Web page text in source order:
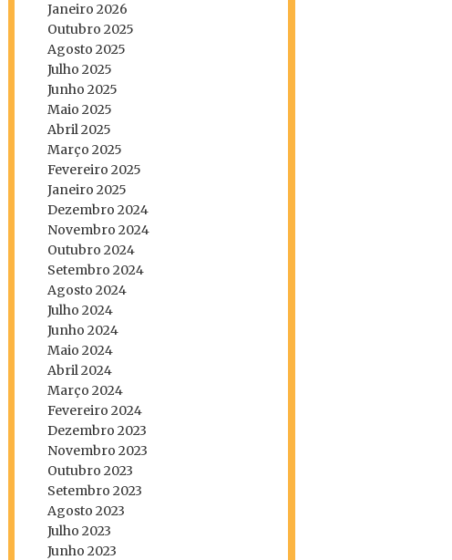
Janeiro 2026
Outubro 2025
Agosto 2025
Julho 2025
Junho 2025
Maio 2025
Abril 2025
Março 2025
Fevereiro 2025
Janeiro 2025
Dezembro 2024
Novembro 2024
Outubro 2024
Setembro 2024
Agosto 2024
Julho 2024
Junho 2024
Maio 2024
Abril 2024
Março 2024
Fevereiro 2024
Dezembro 2023
Novembro 2023
Outubro 2023
Setembro 2023
Agosto 2023
Julho 2023
Junho 2023